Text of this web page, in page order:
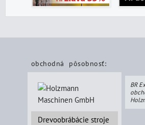
obchodná pôsobnosť:
Drevoobrábácie stroje
BR